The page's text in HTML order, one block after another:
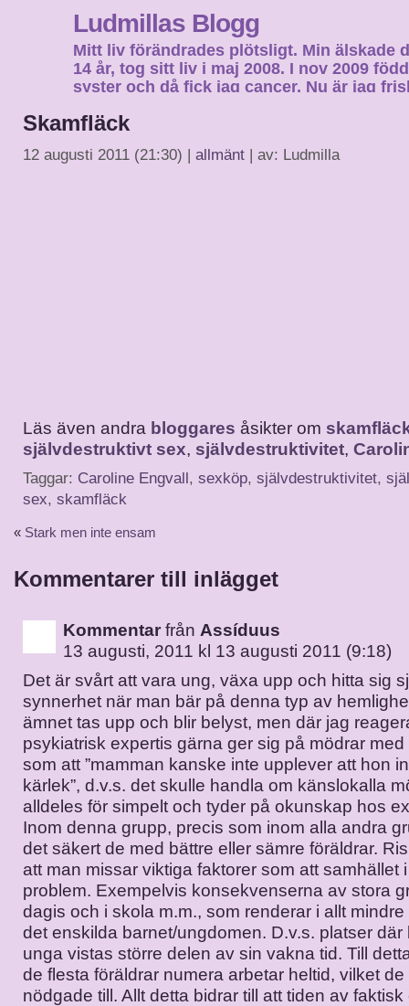
Ludmillas Blogg
Mitt liv förändrades plötsligt. Min älskade
14 år, tog sitt liv i maj 2008. I nov 2009
syster och då fick jag cancer. Nu är jag
Skamfläck
12 augusti 2011 (21:30) | allmänt | av: Ludmilla
Läs även andra bloggares åsikter om
självdestruktivt sex, självdestruktivitet,
Taggar: Caroline Engvall, sexköp, självdestruktivitet,
sex, skamfläck
« Stark men inte ensam
Kommentarer till inlägget
Kommentar från Assíduus
13 augusti, 2011 kl 13 augusti 2011 (9:18)
Det är svårt att vara ung, växa upp och hitta sig
synnerhet när man bär på denna typ av
ämnet tas upp och blir belyst, men där jag
psykiatrisk expertis gärna ger sig på mödrar
som att ”mamman kanske inte upplever att hon
kärlek”, d.v.s. det skulle handla om känslokalla
alldeles för simpelt och tyder på okunskap hos
Inom denna grupp, precis som inom alla andra
det säkert de med bättre eller sämre föräldrar.
att man missar viktiga faktorer som att samhället
problem. Exempelvis konsekvenserna av stora
dagis och i skola m.m., som renderar i allt
det enskilda barnet/ungdomen. D.v.s. platser där
unga vistas större delen av sin vakna tid. Till
de flesta föräldrar numera arbetar heltid, vilket de
nödgade till. Allt detta bidrar till att tiden av